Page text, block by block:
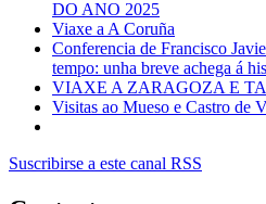
DO ANO 2025
Viaxe a A Coruña
Conferencia de Francisco
tempo: unha breve achega á
VIAXE A ZARAGOZA E
Visitas ao Mueso e Castro de
Suscribirse a este canal RSS